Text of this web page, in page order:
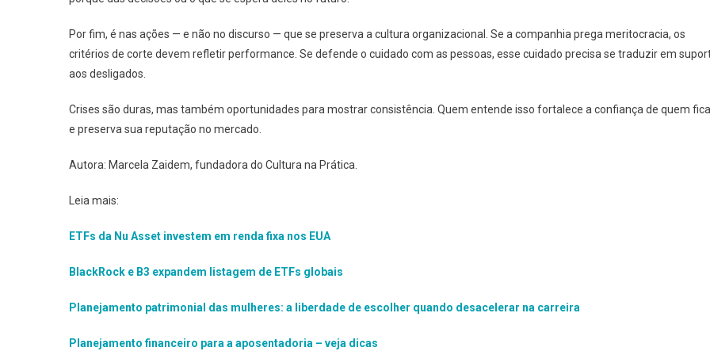
Por fim, é nas ações — e não no discurso — que se preserva a cultura organizacional. Se a companhia prega meritocracia, os
critérios de corte devem refletir performance. Se defende o cuidado com as pessoas, esse cuidado precisa se traduzir em
aos desligados.
Crises são duras, mas também oportunidades para mostrar consistência. Quem entende isso fortalece a confiança de quem fica
e preserva sua reputação no mercado.
Autora: Marcela Zaidem, fundadora do Cultura na Prática.
Leia mais:
ETFs da Nu Asset investem em renda fixa nos EUA
BlackRock e B3 expandem listagem de ETFs globais
Planejamento patrimonial das mulheres: a liberdade de escolher quando desacelerar na carreira
Planejamento financeiro para a aposentadoria – veja dicas